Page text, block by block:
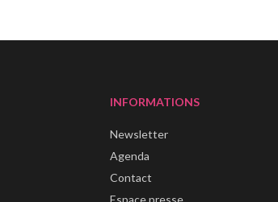
INFORMATIONS
Newsletter
Agenda
Contact
Espace presse